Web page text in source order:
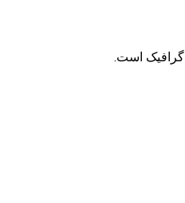
گرافیک است.